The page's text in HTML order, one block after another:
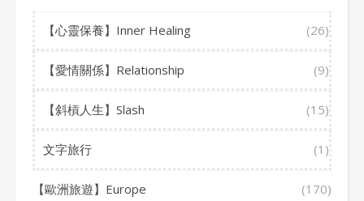
【心靈保養】Inner Healing (26)
【愛情關係】Relationship (9)
【斜槓人生】Slash (15)
文字旅行 (1)
【歐洲旅遊】Europe (170)